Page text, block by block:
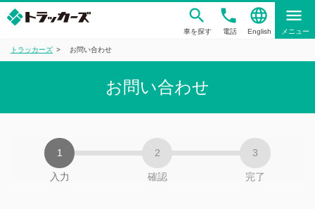
車を探す
phone
電話
language
English
menu
メニュー
トラッカーズ お問い合わせ
お問い合わせ
入力 確認 完了